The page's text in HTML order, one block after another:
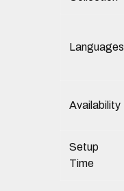
Languages
Availability
Setup
Time